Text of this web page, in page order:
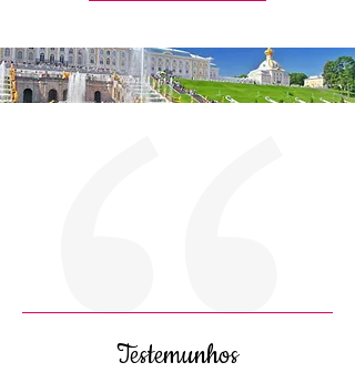
Testemunhos